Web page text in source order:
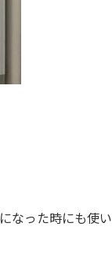
になった時にも使い